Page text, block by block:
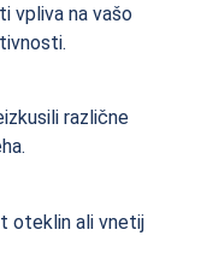
vpliva na vašo
različne
oteklin ali vnetij